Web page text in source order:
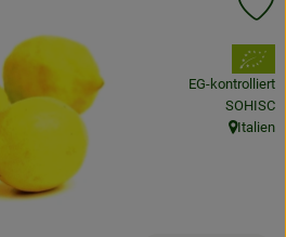
, Verband:
EG-kontrolliert
,SOHISC
,
Italien